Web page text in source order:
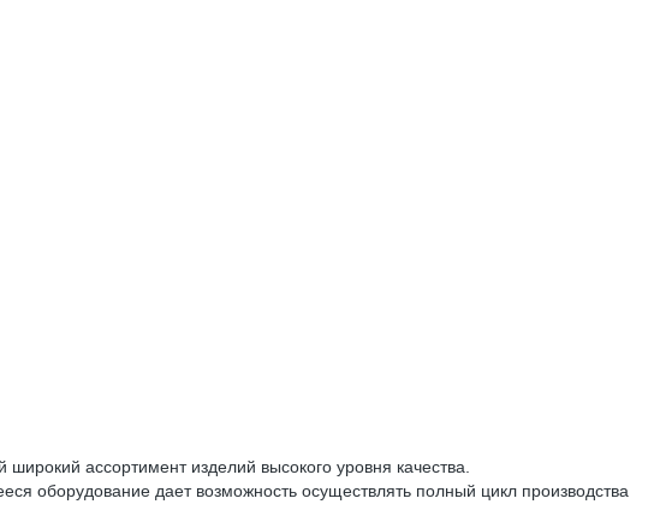
ассортимент изделий высокого уровня качества.
оборудование дает возможность осуществлять полный цикл производства